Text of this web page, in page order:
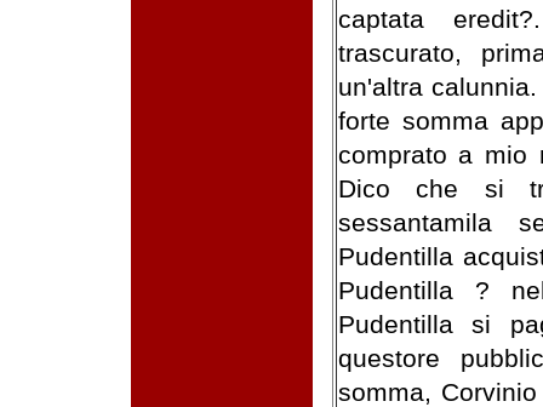
captata
trascurato,
un'altra
forte somma
comprato a mio
Dico che si
sessantamila
Pudentilla
Pudentilla ?
Pudentilla si
questore
somma,